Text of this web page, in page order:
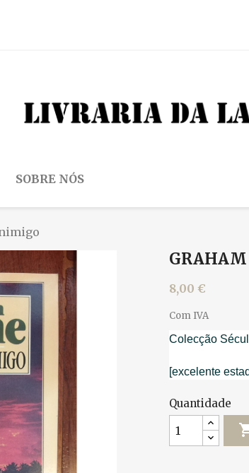
SOBRE NÓS
GRAHAM
8,00 €
Com IVA
Colecção
[excelente
Quantidade